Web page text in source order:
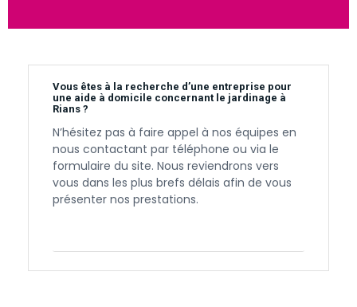
Vous êtes à la recherche d’une entreprise pour
une aide à domicile concernant le jardinage à
Rians ?
N’hésitez pas à faire appel à nos équipes en
nous contactant par téléphone ou via le
formulaire du site. Nous reviendrons vers
vous dans les plus brefs délais afin de vous
présenter nos prestations.